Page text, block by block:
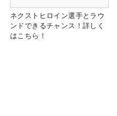
ネクストヒロイン選手とラウ
ンドできるチャンス！詳しく
はこちら！